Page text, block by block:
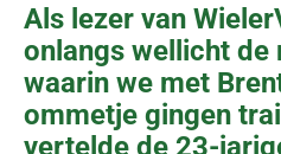
Als lezer van
onlangs wellicht de
waarin we met
ommetje gingen
vertelde de 23-